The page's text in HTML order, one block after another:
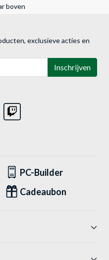
boven
exclusieve acties en
Inschrijven
PC-Builder
Cadeaubon